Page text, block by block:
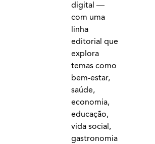
digital —
com uma
linha
editorial que
explora
temas como
bem-estar,
saúde,
economia,
educação,
vida social,
gastronomia